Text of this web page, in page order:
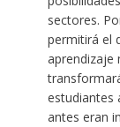
sectores.
permitirá el
aprendizaje
estudiantes
antes eran